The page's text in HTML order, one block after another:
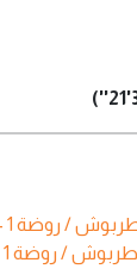
/ روضة 1 – ها هُوَ الصَّيْف! – مَلَفّ